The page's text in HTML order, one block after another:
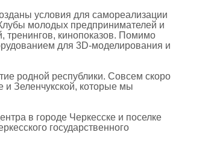
условия для самореализации
молодых предпринимателей и
тренингов, кинопоказов. Помимо
для 3D-моделирования и
родной республики. Совсем скоро
и Зеленчукcкой, которые мы
в городе Черкесске и поселке
государственного